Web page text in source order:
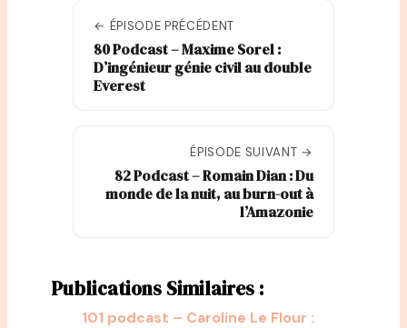
← ÉPISODE PRÉCÉDENT
80 Podcast – Maxime Sorel :
D’ingénieur génie civil au double
Everest
ÉPISODE SUIVANT →
82 Podcast – Romain Dian : Du
monde de la nuit, au burn-out à
l’Amazonie
Publications Similaires :
101 podcast – Caroline Le Flour :